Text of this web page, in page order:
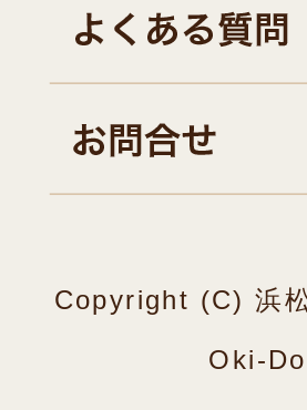
Copyright (C) 浜
Oki-